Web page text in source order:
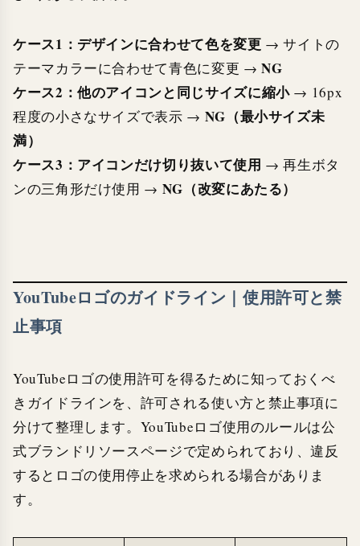
ケース1：デザインに合わせて色を変更 → サイトの
テーマカラーに合わせて青色に変更 →NG
ケース2：他のアイコンと同じサイズに縮小→ 16px
程度の小さなサイズで表示 → NG（最小サイズ未
満）
ケース3：アイコンだけ切り抜いて使用 → 再生ボタ
ンの三角形だけ使用 → NG（改変にあたる）
YouTubeロゴのガイドライン｜使用許可と禁
止事項
YouTubeロゴの使用許可を得るために知っておくべ
きガイドラインを、許可される使い方と禁止事項に
分けて整理します。YouTubeロゴ使用のルールは公
式ブランドリソースページで定められており、違反
するとロゴの使用停止を求められる場合がありま
す。